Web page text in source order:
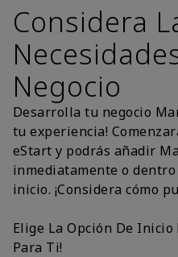
Considera
Negocio
Desarrolla tu negocio
tu experiencia!
eStart y podrás añadir
inmediatamente o dentro
inicio. ¡Considera cómo
Elige La Opción De Inicio
Para Ti!